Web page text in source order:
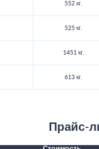
552 кг.
525 кг.
1451 кг.
613 кг.
Прайс-